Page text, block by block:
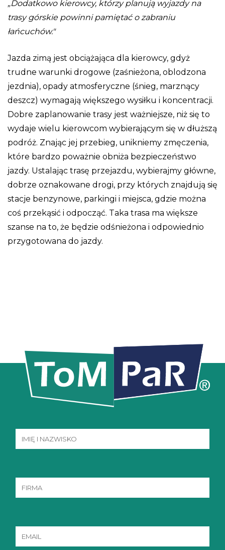
„Dodatkowo kierowcy, którzy planują wyjazdy na
trasy górskie powinni pamiętać o zabraniu
łańcuchów.
Jazda zimą jest obciążająca dla kierowcy, gdyż
trudne warunki drogowe (zaśnieżona, oblodzona
jezdnia), opady atmosferyczne (śnieg, marznący
deszcz) wymagają większego wysiłku i koncentracji.
Dobre zaplanowanie trasy jest ważniejsze, niż się to
wydaje wielu kierowcom wybierającym się w dłuższą
podróż. Znając jej przebieg, unikniemy zmęczenia,
które bardzo poważnie obniża bezpieczeństwo
jazdy. Ustalając trasę przejazdu, wybierajmy główne,
dobrze oznakowane drogi, przy których znajdują się
stacje benzynowe, parkingi i miejsca, gdzie można
coś przekąsić i odpocząć. Taka trasa ma większe
szanse na to, że będzie odśnieżona i odpowiednio
przygotowana do jazdy.